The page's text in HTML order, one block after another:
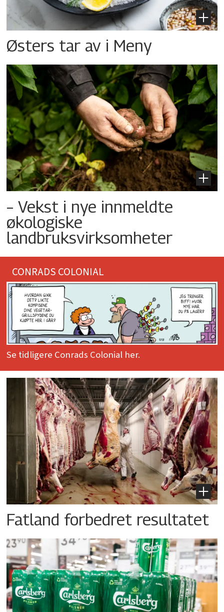
Østers tar av i Meny
– Vekst i nye innmeldte
økologiske
landbruksvirksomheter
CONRADS COLONIAL
Se tidligere Conrads Colonial her.
Fatland forbedret resultatet